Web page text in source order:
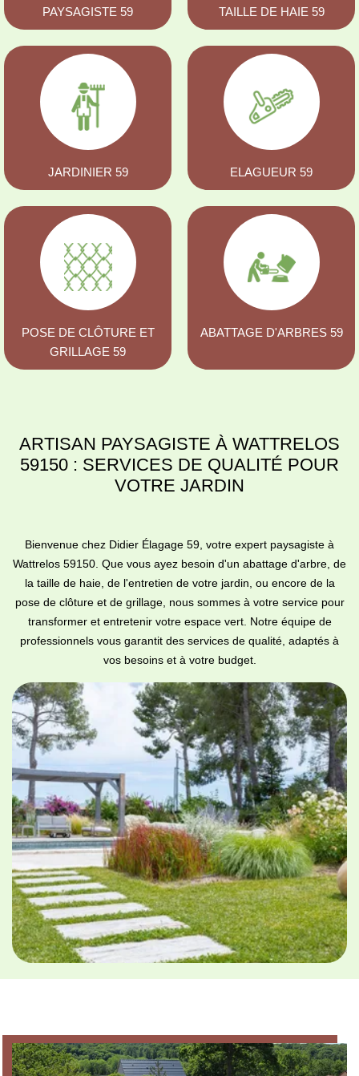
PAYSAGISTE 59 TAILLE DE HAIE 59
JARDINIER 59 ELAGUEUR 59
POSE DE CLÔTURE ET
GRILLAGE 59
ABATTAGE D'ARBRES 59
ARTISAN PAYSAGISTE À WATTRELOS
59150 : SERVICES DE QUALITÉ POUR
VOTRE JARDIN
Bienvenue chez Didier Élagage 59, votre expert paysagiste à
Wattrelos 59150. Que vous ayez besoin d'un abattage d'arbre, de
la taille de haie, de l'entretien de votre jardin, ou encore de la
pose de clôture et de grillage, nous sommes à votre service pour
transformer et entretenir votre espace vert. Notre équipe de
professionnels vous garantit des services de qualité, adaptés à
vos besoins et à votre budget.